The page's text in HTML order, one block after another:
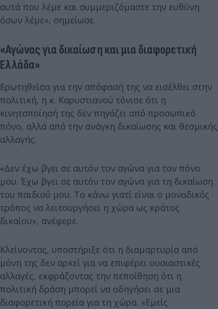
αυτά που λέμε και συμμεριζόμαστε την ευθύνη
όσων λέμε», σημείωσε.
«Αγώνας για δικαίωση και μια διαφορετική
Ελλάδα»
Ερωτηθείσα για την απόφασή της να εισέλθει στην
πολιτική, η κ. Καρυστιανού τόνισε ότι η
κινητοποίησή της δεν πηγάζει από προσωπικό
πόνο, αλλά από την ανάγκη δικαίωσης και θεσμικής
αλλαγής.
«Δεν έχω βγει σε αυτόν τον αγώνα για τον πόνο
μου. Έχω βγει σε αυτόν τον αγώνα για τη δικαίωση
του παιδιού μου. Το κάνω γιατί είναι ο μοναδικός
τρόπος να λειτουργήσει η χώρα ως κράτος
δικαίου», ανέφερε.
Κλείνοντας, υποστήριξε ότι η διαμαρτυρία από
μόνη της δεν αρκεί για να επιφέρει ουσιαστικές
αλλαγές, εκφράζοντας την πεποίθηση ότι η
πολιτική δράση μπορεί να οδηγήσει σε μια
διαφορετική πορεία για τη χώρα. «Εμείς